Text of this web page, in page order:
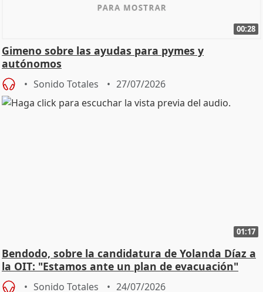
00:28
Gimeno sobre las ayudas para pymes y
autónomos
Sonido Totales 27/07/2026
01:17
Bendodo, sobre la candidatura de Yolanda Díaz a
la OIT: "Estamos ante un plan de evacuación"
Sonido Totales 24/07/2026